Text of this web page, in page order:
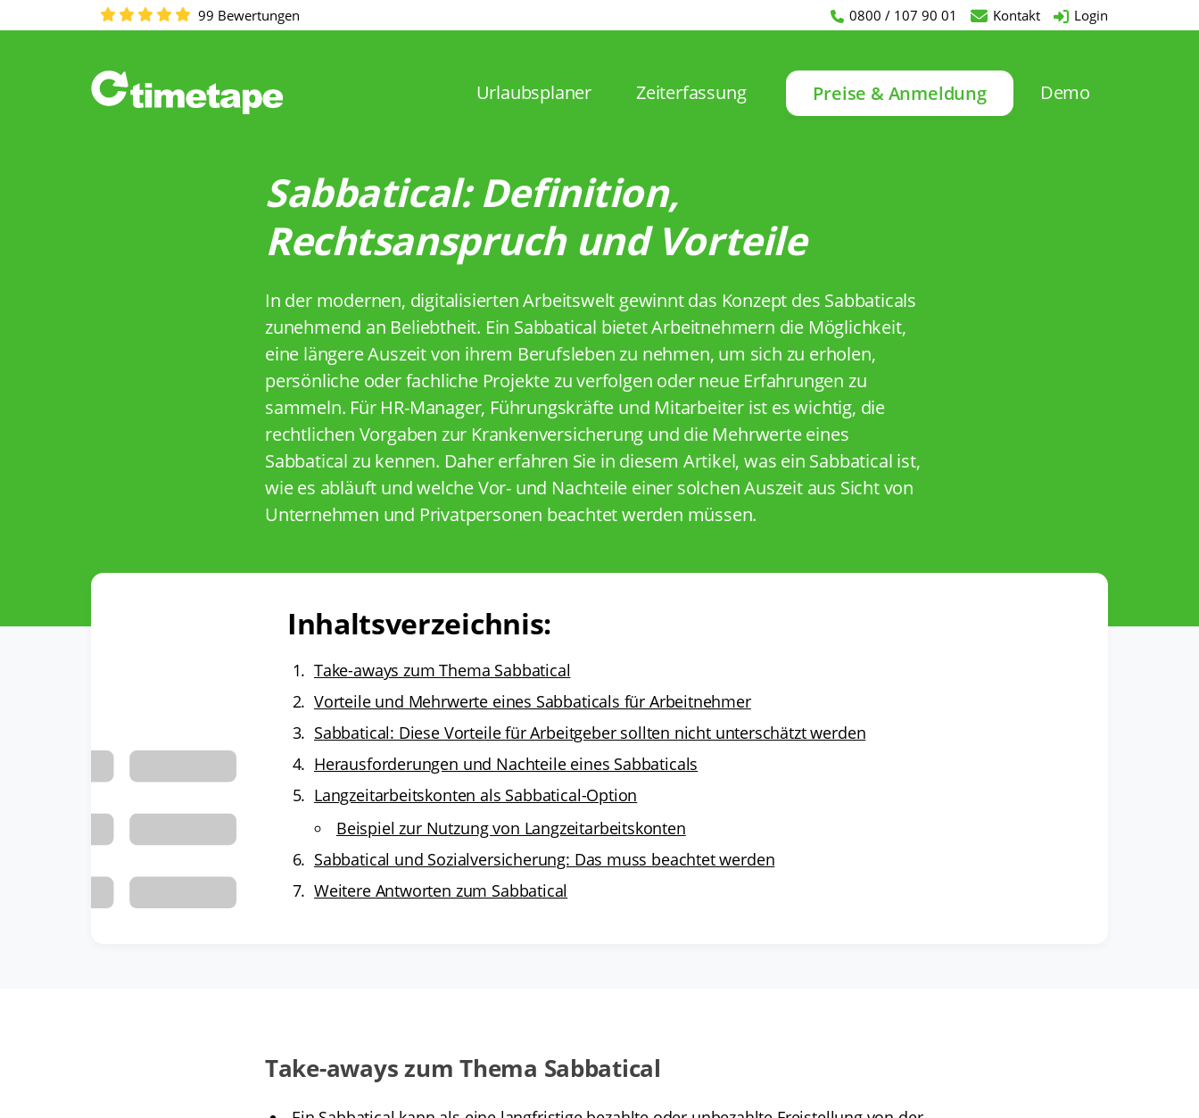
99 Bewertungen 0800 / 107 90 01 Kontakt Login
Urlaubsplaner Zeiterfassung Preise & Anmeldung Demo
Sabbatical: Definition,
Rechtsanspruch und Vorteile
In der modernen, digitalisierten Arbeitswelt gewinnt das Konzept des Sabbaticals
zunehmend an Beliebtheit. Ein Sabbatical bietet Arbeitnehmern die Möglichkeit,
eine längere Auszeit von ihrem Berufsleben zu nehmen, um sich zu erholen,
persönliche oder fachliche Projekte zu verfolgen oder neue Erfahrungen zu
sammeln. Für HR-Manager, Führungskräfte und Mitarbeiter ist es wichtig, die
rechtlichen Vorgaben zur Krankenversicherung und die Mehrwerte eines
Sabbatical zu kennen. Daher erfahren Sie in diesem Artikel, was ein Sabbatical ist,
wie es abläuft und welche Vor- und Nachteile einer solchen Auszeit aus Sicht von
Unternehmen und Privatpersonen beachtet werden müssen.
Inhaltsverzeichnis:
Take-aways zum Thema Sabbatical
Vorteile und Mehrwerte eines Sabbaticals für Arbeitnehmer
Sabbatical: Diese Vorteile für Arbeitgeber sollten nicht unterschätzt werden
Herausforderungen und Nachteile eines Sabbaticals
Langzeitarbeitskonten als Sabbatical-Option
Beispiel zur Nutzung von Langzeitarbeitskonten
Sabbatical und Sozialversicherung: Das muss beachtet werden
Weitere Antworten zum Sabbatical
Take-aways zum Thema Sabbatical